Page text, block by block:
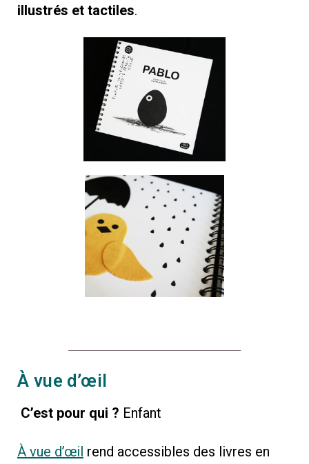
illustrés et tactiles.
À vue d’œil
C’est pour qui ? Enfant
À vue d’œil rend accessibles des livres en